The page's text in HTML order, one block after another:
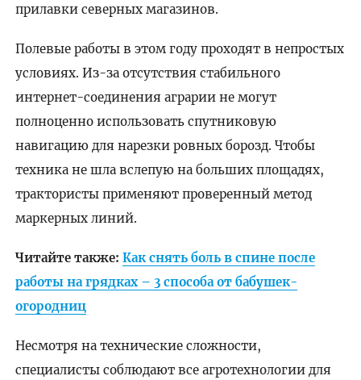
прилавки северных магазинов.
Полевые работы в этом году проходят в непростых
условиях. Из-за отсутствия стабильного
интернет-соединения аграрии не могут
полноценно использовать спутниковую
навигацию для нарезки ровных борозд. Чтобы
техника не шла вслепую на больших площадях,
трактористы применяют проверенный метод
маркерных линий.
Читайте также: Как снять боль в спине после
работы на грядках – 3 способа от бабушек-
огородниц
Несмотря на технические сложности,
специалисты соблюдают все агротехнологии для